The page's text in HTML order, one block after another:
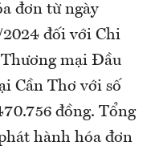
đơn từ ngày
đối với Chi
mại Đầu
Cần Thơ với số
đồng. Tổng
hành hóa đơn